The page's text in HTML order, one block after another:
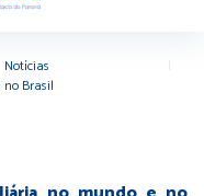
Notícias
Brasil